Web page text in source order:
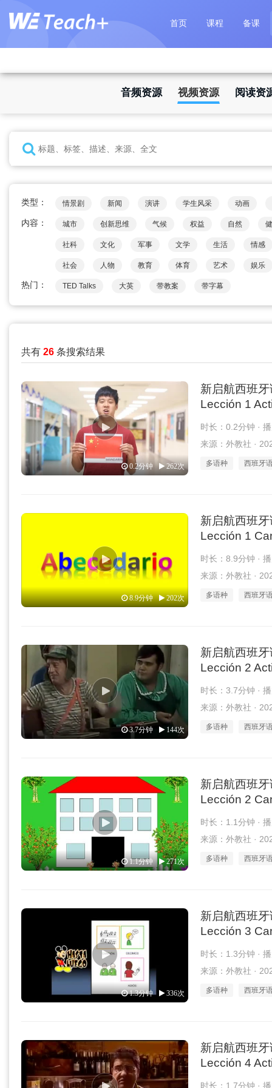
首页 课程 备课
音频资源 视频资源 阅读资
类型： 情景剧 新闻 演讲 学生风采 动画
内容： 城市 创新思维 气候 权益 自然
社科 文化 军事 文学 生活 情感
社会 人物 教育 体育 艺术 娱乐
热门： TED Talks 大英 带教案 带字幕
共有 26 条搜索结果
0.2分钟 262次
新启航西班
Lección 1
时长：0.2分钟 ·
来源：外教社 ·
多语种 西班牙
8.9分钟 202次
新启航西班
Lección 1
时长：8.9分钟 ·
来源：外教社 ·
多语种 西班牙
3.7分钟 144次
新启航西班
Lección 2
时长：3.7分钟 ·
来源：外教社 ·
多语种 西班牙
1.1分钟 271次
新启航西班
Lección 2
时长：1.1分钟 ·
来源：外教社 ·
多语种 西班牙
1.3分钟 336次
新启航西班
Lección 3
时长：1.3分钟 ·
来源：外教社 ·
多语种 西班牙
新启航西班
Lección 4
时长：1.7分钟 ·